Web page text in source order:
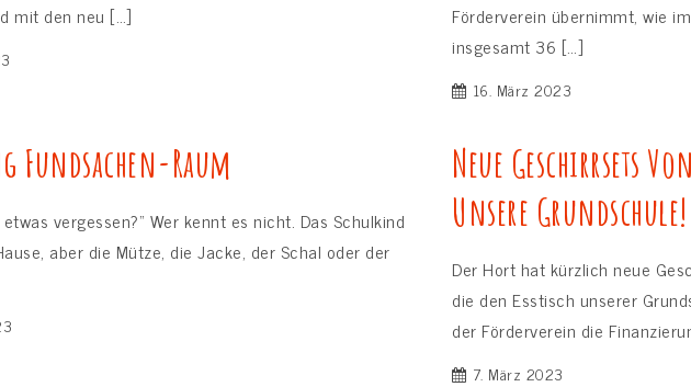
mit den neu […]
Förderverein übernimmt, wie
insgesamt 36 […]
16. März 2023
Fundsachen-Raum
vergessen?“ Wer kennt es nicht. Das Schulkind
aber die Mütze, die Jacke, der Schal oder der
Neue Geschirrsets
Unsere Grundschule!
Der Hort hat kürzlich neue
die den Esstisch unserer
der Förderverein die
7. März 2023